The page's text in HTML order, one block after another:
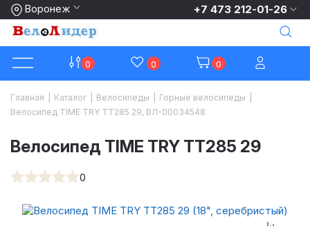
Воронеж +7 473 212-01-26
0 0 0
Главная Каталог Велосипеды Горные велосипеды
Велосипед TIME TRY TT285 29, ВЛ-00034548
Велосипед TIME TRY TT285 29
0